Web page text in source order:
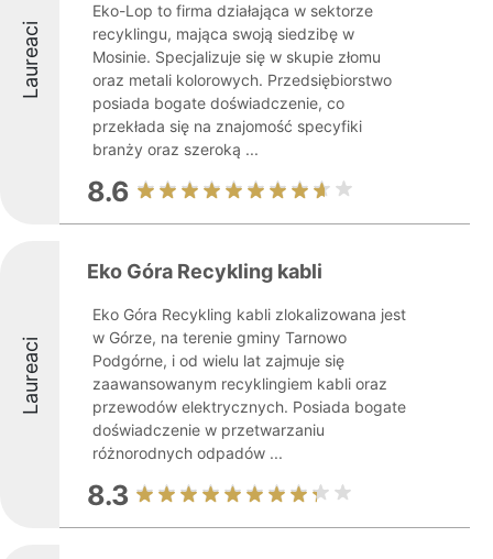
Laureaci
Eko-Lop to firma działająca w sektorze
recyklingu, mająca swoją siedzibę w
Mosinie. Specjalizuje się w skupie złomu
oraz metali kolorowych. Przedsiębiorstwo
posiada bogate doświadczenie, co
przekłada się na znajomość specyfiki
branży oraz szeroką ...
8.6
Laureaci
Eko Góra Recykling kabli
Eko Góra Recykling kabli zlokalizowana jest
w Górze, na terenie gminy Tarnowo
Podgórne, i od wielu lat zajmuje się
zaawansowanym recyklingiem kabli oraz
przewodów elektrycznych. Posiada bogate
doświadczenie w przetwarzaniu
różnorodnych odpadów ...
8.3